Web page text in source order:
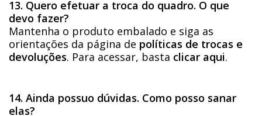
13. Quero efetuar a troca do quadro. O que
devo fazer?
Mantenha o produto embalado e siga as
orientações da página de políticas de trocas e
devoluções. Para acessar, basta clicar aqui.
14. Ainda possuo dúvidas. Como posso sanar
elas?